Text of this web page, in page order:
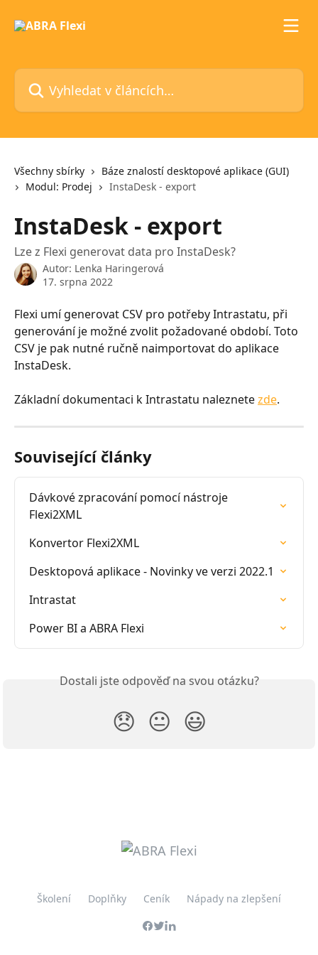
Vyhledat v článcích…
Všechny sbírky
Báze znalostí desktopové aplikace (GUI)
Modul: Prodej
InstaDesk - export
InstaDesk - export
Lze z Flexi generovat data pro InstaDesk?
Autor: Lenka Haringerová
17. srpna 2022
Flexi umí generovat CSV pro potřeby Intrastatu, při
generování je možné zvolit požadované období. Toto
CSV je pak nutné ručně naimportovat do aplikace
InstaDesk.
Základní dokumentaci k Intrastatu naleznete zde.
Související články
Dávkové zpracování pomocí nástroje
Flexi2XML
Konvertor Flexi2XML
Desktopová aplikace - Novinky ve verzi 2022.1
Intrastat
Power BI a ABRA Flexi
Dostali jste odpověď na svou otázku?
😞 😐 😃
Školení Doplňky Ceník Nápady na zlepšení